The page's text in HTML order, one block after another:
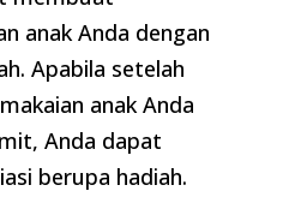
anak Anda dengan
Apabila setelah
anak Anda
Anda dapat
berupa hadiah.